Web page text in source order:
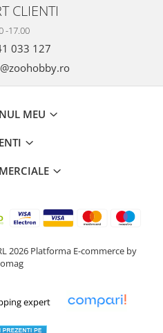
CLIENTI
-17.00
033 127
MEU
2026 Platforma E-commerce by